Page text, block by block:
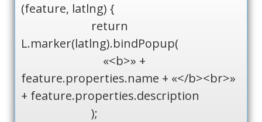
(feature, latlng) {
return
L.marker(latlng).bindPopup(
«<b>» +
feature.properties.name + «</b><br>»
+ feature.properties.description
);